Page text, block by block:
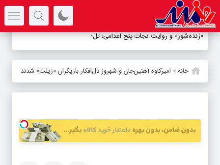
«زنده‌شور» و روایت نجات پنج اعدامی؛ تلاش برا-
خانه» امیرکاوه آهنین‌جان و شهروز دل‌افکار بازیگران «ژیلت» شدند